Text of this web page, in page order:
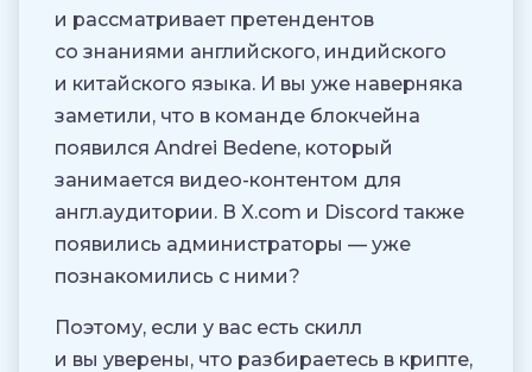
и рассматривает претендентов
со знаниями английского, индийского
и китайского языка. И вы уже наверняка
заметили, что в команде блокчейна
появился Andrei Bedene, который
занимается видео-контентом для
англ.аудитории. В X.com и Discord также
появились администраторы — уже
познакомились с ними?
Поэтому, если у вас есть скилл
и вы уверены, что разбираетесь в крипте,